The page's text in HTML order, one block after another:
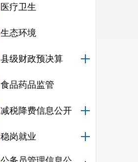
医疗卫生
生态环境
县级财政预决算
食品药品监管
减税降费信息公开
稳岗就业